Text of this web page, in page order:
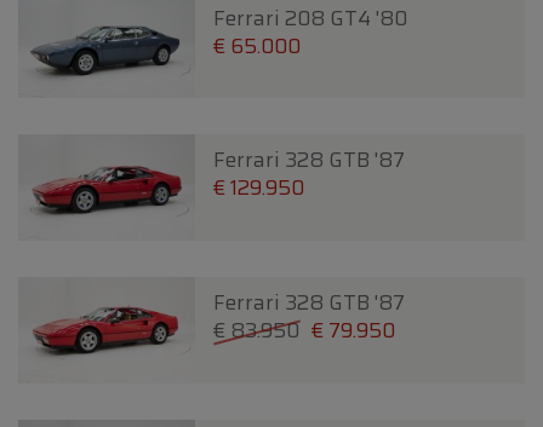
Ferrari 208 GT4 '80
€ 65.000
Ferrari 328 GTB '87
€ 129.950
Ferrari 328 GTB '87
€ 83.950 € 79.950